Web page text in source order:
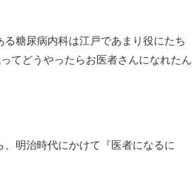
る糖尿病内科は江戸であまり役にたち
てどうやったらお医者さんになれたん
、明治時代にかけて『医者になるに